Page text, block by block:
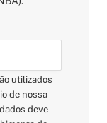
utilizados
de nossa
deve